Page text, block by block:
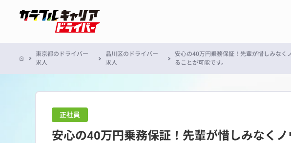
東京都のドライバー
求人
品川区のドライバー
求人
安心の40万円乗務保証！先輩が惜しみなく
ることが可能です。
正社員
安心の40万円乗務保証！先輩が惜しみなく